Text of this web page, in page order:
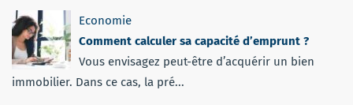
Economie
Comment calculer sa capacité d’emprunt ?
Vous envisagez peut-être d’acquérir un bien
immobilier. Dans ce cas, la pré...